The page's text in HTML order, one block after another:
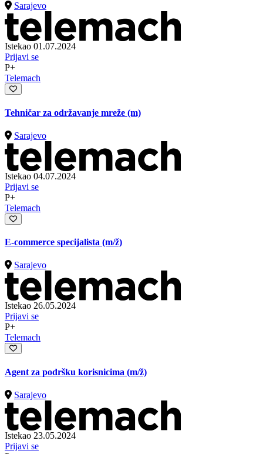
Sarajevo
Istekao 01.07.2024
Prijavi se
P+
Telemach
Tehničar za održavanje mreže (m)
Sarajevo
Istekao 04.07.2024
Prijavi se
P+
Telemach
E-commerce specijalista (m/ž)
Sarajevo
Istekao 26.05.2024
Prijavi se
P+
Telemach
Agent za podršku korisnicima (m/ž)
Sarajevo
Istekao 23.05.2024
Prijavi se